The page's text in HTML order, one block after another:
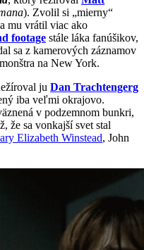
). Zvolil si „mierny“
mu vrátil viac ako
footage stále láka fanúšikov,
sa z kamerových záznamov
na New York.
ju Dan Trachtengerg
iba veľmi okrajovo.
v podzemnom bunkri,
že sa vonkajší svet stal
Elizabeth Winstead, John